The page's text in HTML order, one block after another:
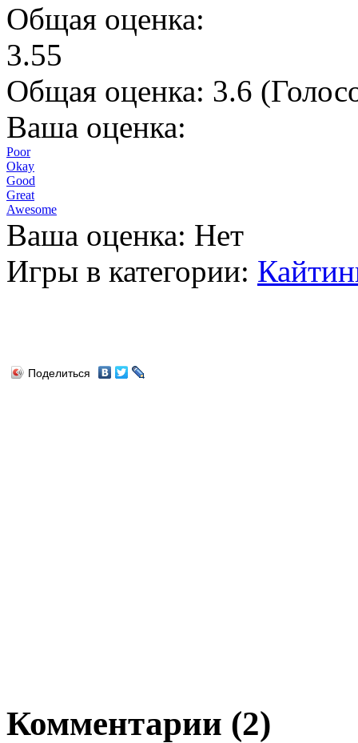
Общая оценка:
3.55
Общая оценка: 3.6 (
Ваша оценка:
Poor
Okay
Good
Great
Awesome
Ваша оценка: Нет
Игры в категории:
Поделиться
Комментарии (2)